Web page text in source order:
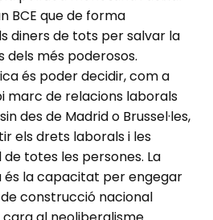
BCE que de forma
diners de tots per salvar la
dels més poderosos.
és poder decidir, com a
marc de relacions laborals
des de Madrid o Brussel·les,
els drets laborals i les
totes les persones. La
és la capacitat per engegar
construcció nacional